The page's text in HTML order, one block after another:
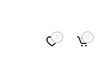
0 0